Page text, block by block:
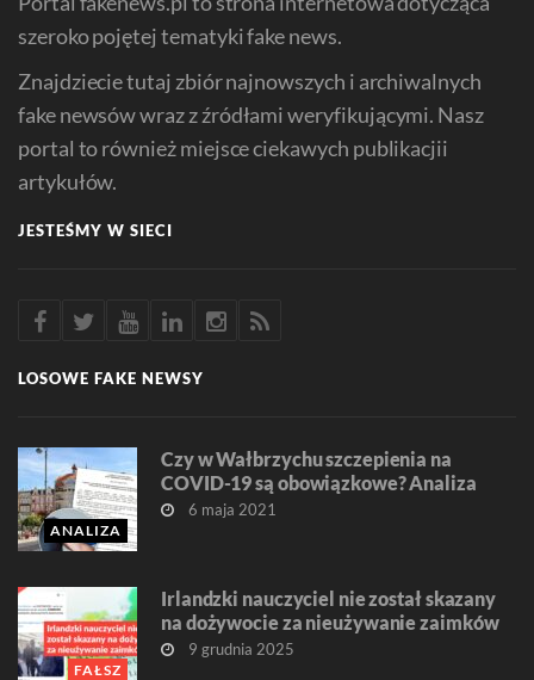
szeroko pojętej tematyki fake news.
Znajdziecie tutaj zbiór najnowszych i archiwalnych
fake newsów wraz z źródłami weryfikującymi. Nasz
portal to również miejsce ciekawych publikacjii
artykułów.
JESTEŚMY W SIECI
LOSOWE FAKE NEWSY
ANALIZA
Czy w Wałbrzychu szczepienia na
COVID-19 są obowiązkowe? Analiza
6 maja 2021
FAŁSZ
Irlandzki nauczyciel nie został skazany
na dożywocie za nieużywanie zaimków
9 grudnia 2025